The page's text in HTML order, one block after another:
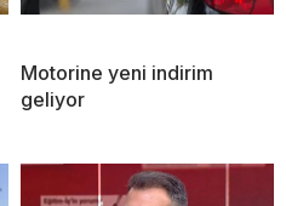
Motorine yeni indirim
geliyor